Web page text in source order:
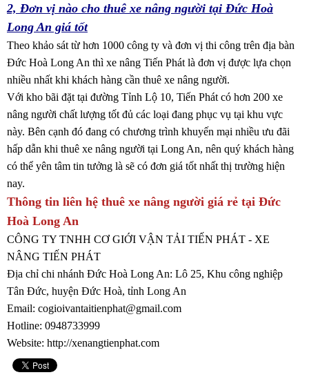
2, Đơn vị nào cho thuê xe nâng người tại Đức Hoà
Long An giá tốt
Theo khảo sát từ hơn 1000 công ty và đơn vị thi công trên địa bàn
Đức Hoà Long An thì xe nâng Tiến Phát là đơn vị được lựa chọn
nhiều nhất khi khách hàng cần thuê xe nâng người.
Với kho bãi đặt tại đường Tỉnh Lộ 10, Tiến Phát có hơn 200 xe
nâng người chất lượng tốt đủ các loại đang phục vụ tại khu vực
này. Bên cạnh đó đang có chương trình khuyến mại nhiều ưu đãi
hấp dẫn khi thuê xe nâng người tại Long An, nên quý khách hàng
có thể yên tâm tin tưởng là sẽ có đơn giá tốt nhất thị trường hiện
nay.
Thông tin liên hệ thuê xe nâng người giá rẻ tại Đức
Hoà Long An
CÔNG TY TNHH CƠ GIỚI VẬN TẢI TIẾN PHÁT - XE
NÂNG TIẾN PHÁT
Địa chỉ chi nhánh Đức Hoà Long An: Lô 25, Khu công nghiệp
Tân Đức, huyện Đức Hoà, tỉnh Long An
Email: cogioivantaitienphat@gmail.com
Hotline: 0948733999
Website: http://xenangtienphat.com